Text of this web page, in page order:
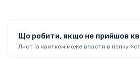
Що робити, якщо не прийшов
Лист із квитком може впасти в папку